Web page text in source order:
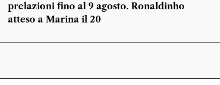
prelazioni fino al 9 agosto. Ronaldinho
atteso a Marina il 20